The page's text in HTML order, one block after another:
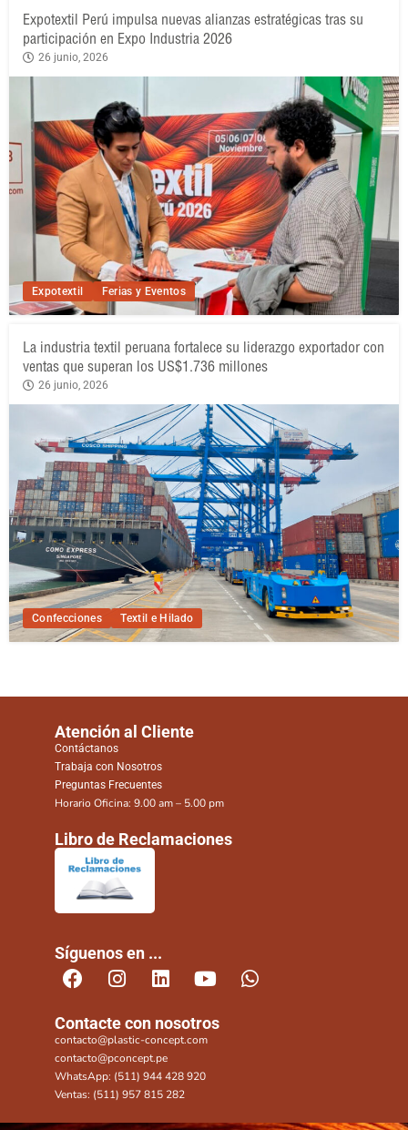
Expotextil Ferias y Eventos
Expotextil Perú impulsa nuevas alianzas estratégicas tras su
participación en Expo Industria 2026
26 junio, 2026
Confecciones Textil e Hilado
La industria textil peruana fortalece su liderazgo exportador con
ventas que superan los US$1.736 millones
26 junio, 2026
Atención al Cliente
Contáctanos
Trabaja con Nosotros
Preguntas Frecuentes
Horario Oficina: 9.00 am – 5.00 pm
Libro de Reclamaciones
Síguenos en ...
Contacte con nosotros
contacto@plastic-concept.com
contacto@pconcept.pe
WhatsApp: (511) 944 428 920
Ventas: (511) 957 815 282